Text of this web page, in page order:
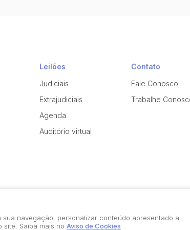
Leilões
Judiciais
Extrajudiciais
Agenda
Auditório virtual
Contato
Fale Conosco
Trabalhe
navegação, personalizar conteúdo apresentado a
Saiba mais no Aviso de Cookies